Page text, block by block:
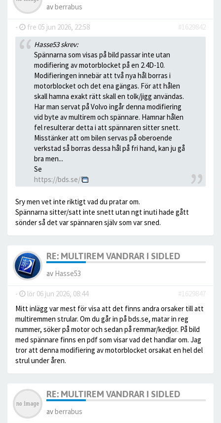
avberrabus
- fre 05 jun 2026, 22:58
#1629842
Hasse53 skrev:
Spännarna som visas på bild passar inte utan
modifiering av motorblocket på en 2.4D-10.
Modifieringen innebär att två nya hål borras i
motorblocket och det ena gängas. För att hålen
skall hamna exakt rätt skall en tolk/jigg användas.
Har man servat på Volvo ingår denna modifiering
vid byte av multirem och spännare. Hamnar hålen
fel resulterar detta i att spännaren sitter snett.
Misstänker att om bilen servas på oberoende
verkstad så borras dessa hål på fri hand, kan ju gå
bra men...
Se
https://bds.se/
Sry men vet inte riktigt vad du pratar om.
Spännarna sitter/satt inte snett utan ngt inuti hade gått
sönder så det var spännaren själv som var sned.
RE: MULTIREM VANDRAR I SIDLED
av Hasse53
- lör 06 jun 2026, 08:44
#1629847
Mitt inlägg var mest för visa att det finns andra orsaker till att
multiremmen strular. Om du går in på bds.se, matar in reg
nummer, söker på motor och sedan på remmar/kedjor. På bild
med spännare finns en pdf som visar vad det handlar om. Jag
tror att denna modifiering av motorblocket orsakat en hel del
strul under åren.
RE: MULTIREM VANDRAR I SIDLED
avberrabus